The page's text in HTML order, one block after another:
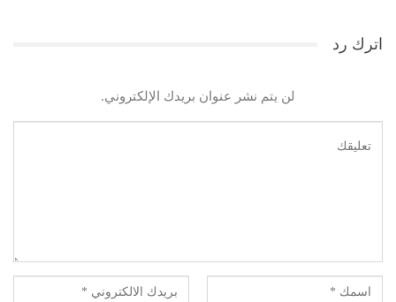
اترك رد
لن يتم نشر عنوان بريدك الإلكتروني.